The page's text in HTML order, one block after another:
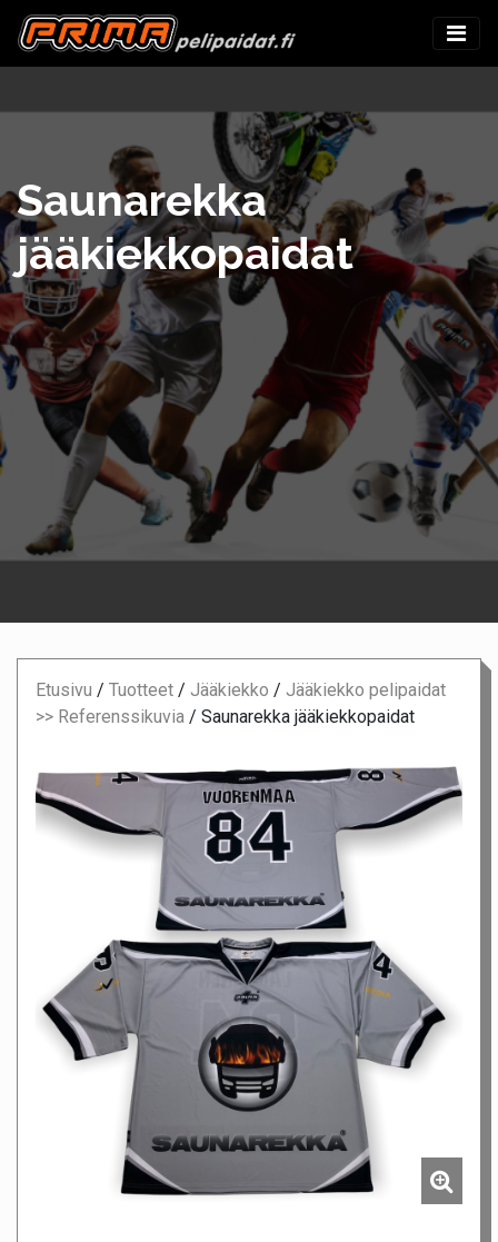
Saunarekka
jääkiekkopaidat
Etusivu / Tuotteet / Jääkiekko / Jääkiekko pelipaidat
>> Referenssikuvia / Saunarekka jääkiekkopaidat